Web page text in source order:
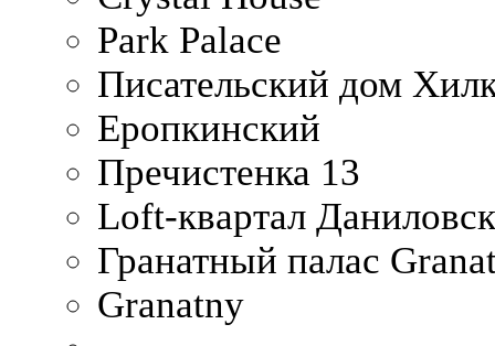
Park Palace
Писательский дом
Еропкинский
Пречистенка 13
Loft-квартал
Гранатный палас
Granatny